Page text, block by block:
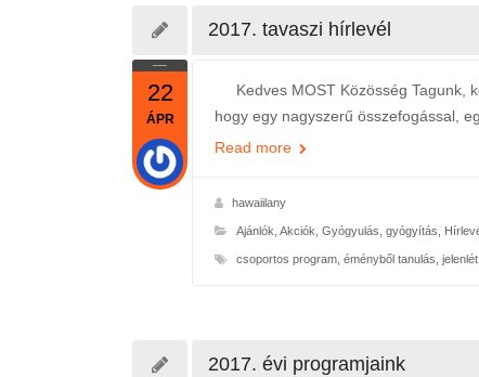
22
ÁPR
2017. tavaszi hírlevél
Kedves MOST Közösség Tagunk,
hogy egy nagyszerű összefogással,
Read more
hawaiilany
Ajánlók, Akciók, Gyógyulás, gyógyítás,
csoportos program, éményből tanulás, jelenlét
2017. évi programjaink